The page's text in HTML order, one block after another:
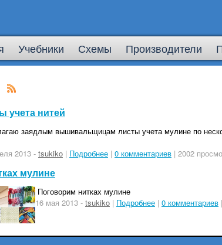
Учебники Схемы Производители
учета нитей
заядлым вышивальщицам листы учета мулине по
2013 - tsukiko | Подробнее | 0 комментариев | 2002
мулине
Поговорим нитках мулине
16 мая 2013 - tsukiko | Подробнее | 0 комментариев